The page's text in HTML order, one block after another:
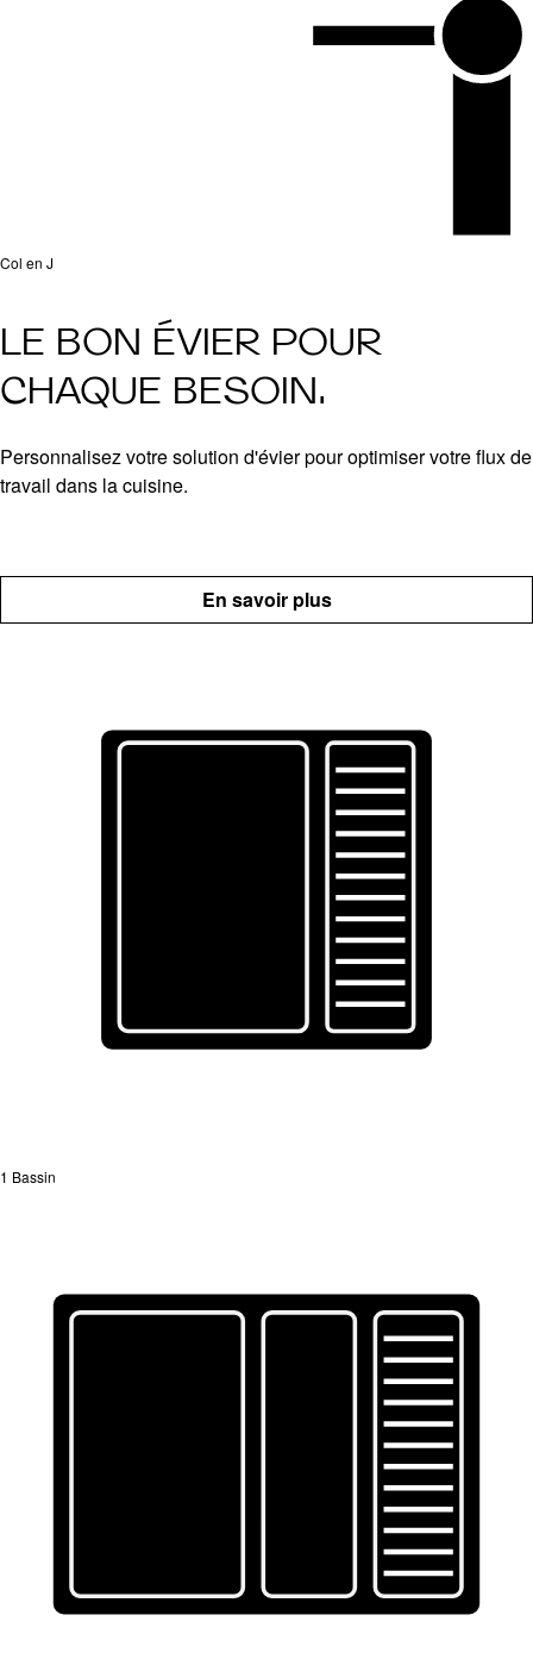
Col en J
LE BON ÉVIER POUR
CHAQUE BESOIN.
Personnalisez votre solution d'évier pour optimiser votre flux de
travail dans la cuisine.
En savoir plus
1 Bassin